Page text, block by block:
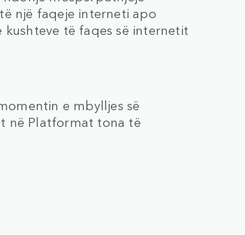
një faqeje interneti apo
të faqes së internetit
e mbylljes së
në Platformat tona të